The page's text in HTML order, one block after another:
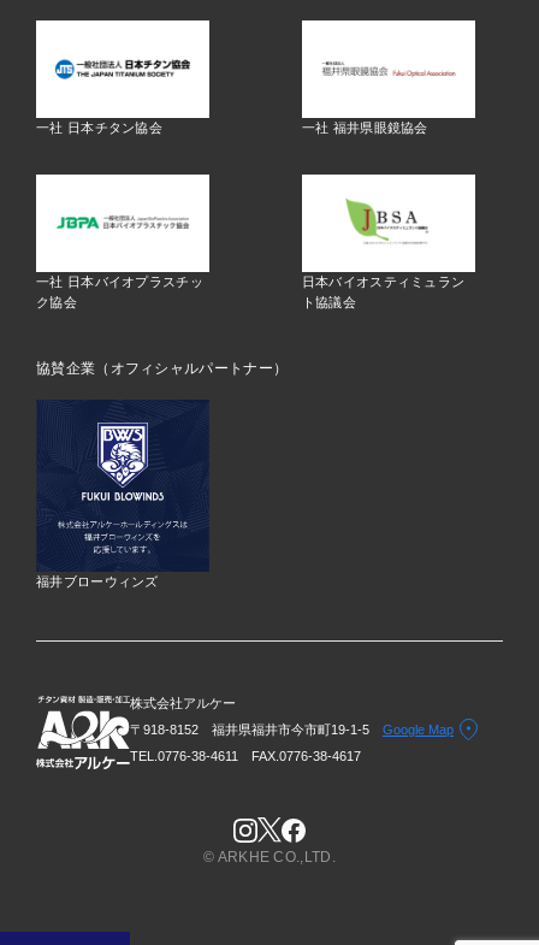
一社 日本チタン協会 一社 福井県眼鏡協会
一社 日本バイオプラスチッ
ク協会
日本バイオスティミュラン
ト協議会
協賛企業（オフィシャルパートナー）
福井ブローウィンズ
株式会社アルケー
〒918-8152 福井県福井市今市町19-1-5Google Map
TEL.0776-38-4611
FAX.0776-38-4617
© ARKHE CO.,LTD.